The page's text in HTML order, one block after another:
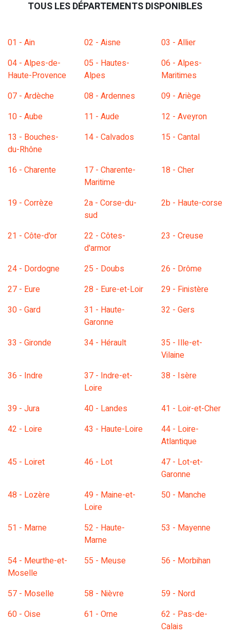
TOUS LES DÉPARTEMENTS DISPONIBLES
01 - Ain 02 - Aisne
03 - Allier
04 - Alpes-de-
Haute-Provence
05 - Hautes-
Alpes
06 - Alpes-
Maritimes
07 - Ardèche
08 - Ardennes
09 - Ariège
10 - Aube
11 - Aude
12 - Aveyron
13 - Bouches-
du-Rhône
14 - Calvados 15 - Cantal
16 - Charente
17 - Charente-
Maritime
18 - Cher
19 - Corrèze
2a - Corse-du-
sud
2b - Haute-corse
21 - Côte-d'or
22 - Côtes-
d'armor
23 - Creuse
24 - Dordogne 25 - Doubs
26 - Drôme
27 - Eure
28 - Eure-et-Loir
29 - Finistère
30 - Gard
31 - Haute-
Garonne
32 - Gers
33 - Gironde 34 - Hérault
35 - Ille-et-
Vilaine
36 - Indre
37 - Indre-et-
Loire
38 - Isère
39 - Jura 40 - Landes
41 - Loir-et-Cher
42 - Loire
43 - Haute-Loire
44 - Loire-
Atlantique
45 - Loiret
46 - Lot
47 - Lot-et-
Garonne
48 - Lozère
49 - Maine-et-
Loire
50 - Manche
51 - Marne
52 - Haute-
Marne
53 - Mayenne
54 - Meurthe-et-
Moselle
55 - Meuse 56 - Morbihan
57 - Moselle 58 - Nièvre
59 - Nord
60 - Oise
61 - Orne
62 - Pas-de-
Calais